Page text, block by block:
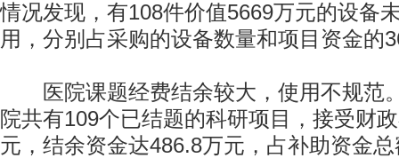
情况发现，有108件价值5669万元的设备
用，分别占采购的设备数量和项目资金的
医院课题经费结余较大，使用不规范
院共有109个已结题的科研项目，接受财
元，结余资金达486.8万元，占补助资金